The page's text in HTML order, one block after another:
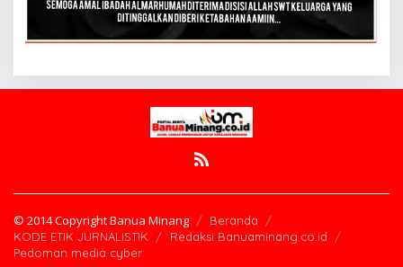
© 2014 Copyright Banua Minang
Beranda
KODE ETIK JURNALISTIK
Redaksi Banuaminang.co.id
Pedoman media cyber